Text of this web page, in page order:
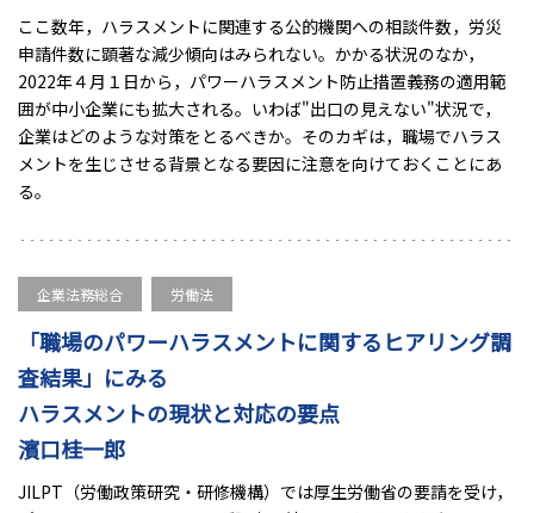
ここ数年，ハラスメントに関連する公的機関への相談件数，労災
申請件数に顕著な減少傾向はみられない。かかる状況のなか，
2022年４月１日から，パワーハラスメント防止措置義務の適用範
囲が中小企業にも拡大される。いわば"出口の見えない"状況で，
企業はどのような対策をとるべきか。そのカギは，職場でハラス
メントを生じさせる背景となる要因に注意を向けておくことにあ
る。
企業法務総合 労働法
「職場のパワーハラスメントに関するヒアリング調
査結果」にみる
ハラスメントの現状と対応の要点
濱口桂一郎
JILPT（労働政策研究・研修機構）では厚生労働省の要請を受け，